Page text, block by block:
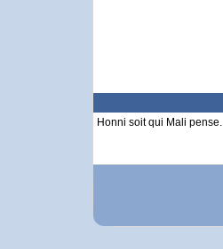
Honni soit qui Mali pense.